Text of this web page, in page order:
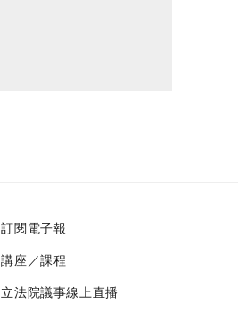
訂閱電子報
講座／課程
立法院議事線上直播